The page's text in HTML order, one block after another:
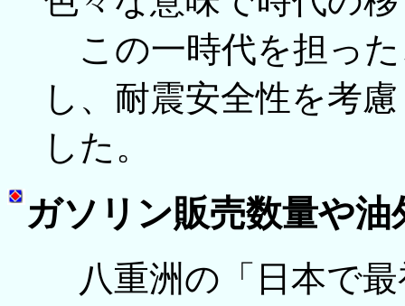
この一時代を担っ
し、耐震安全性を考
した。
ガソリン販売数量や
八重洲の「日本で最